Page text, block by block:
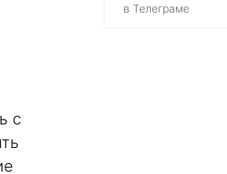
с
в Телеграме